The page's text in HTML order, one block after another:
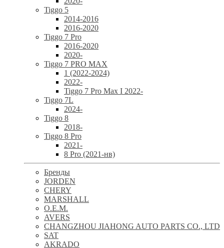
Tiggo 5
2014-2016
2016-2020
Tiggo 7 Pro
2016-2020
2020-
Tiggo 7 PRO MAX
1 (2022-2024)
2022-
Tiggo 7 Pro Max I 2022-
Tiggo 7L
2024-
Tiggo 8
2018-
Tiggo 8 Pro
2021-
8 Pro (2021-нв)
Бренды
JORDEN
CHERY
MARSHALL
O.E.M.
AVERS
CHANGZHOU JIAHONG AUTO PARTS CO., LTD
SAT
AKRADO